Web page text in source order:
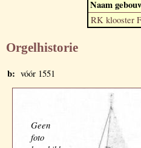
Naam
RK klooster
Orgelhistorie
b: vóór 1551
Geen
foto